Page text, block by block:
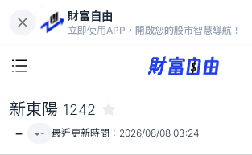
財富自由
立即使用APP，開啟您的股市智慧導航！
-
新東陽 1242
- - 最近更新時間： 2026/08/08 03:24